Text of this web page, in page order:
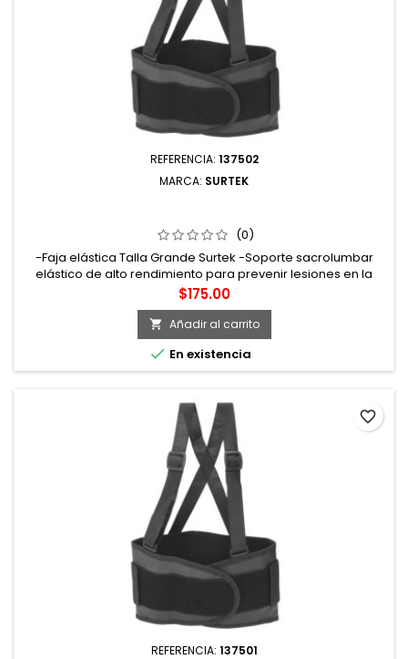
REFERENCIA: 137502
MARCA: SURTEK
(0)
-Faja elástica Talla Grande Surtek -Soporte sacrolumbar
elástico de alto rendimiento para prevenir lesiones en la
espalda baja -3 varillas flexibles en la zona lumbar
reforzada con una banda elástica para lograr mayor ajuste
-Marca Surtek
Precio
$175.00
 Añadir al carrito
 En existencia
REFERENCIA: 137501
favorite_border